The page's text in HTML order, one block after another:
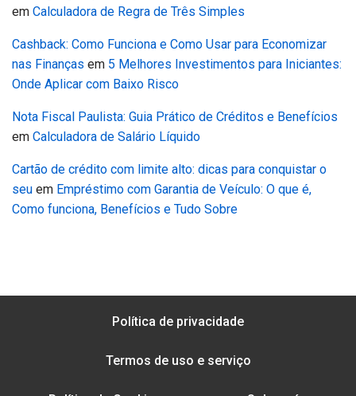
em Calculadora de Regra de Três Simples
Cashback: Como Funciona e Como Usar para Economizar
nas Finanças em 5 Melhores Investimentos para Iniciantes:
Onde Aplicar com Baixo Risco
Nota Fiscal Paulista: Guia Prático de Créditos e Benefícios
em Calculadora de Salário Líquido
Cartão de crédito com limite alto: dicas para conquistar o
seu em Empréstimo com Garantia de Veículo: O que é,
Como funciona, Benefícios e Tudo Sobre
Política de privacidade
Termos de uso e serviço